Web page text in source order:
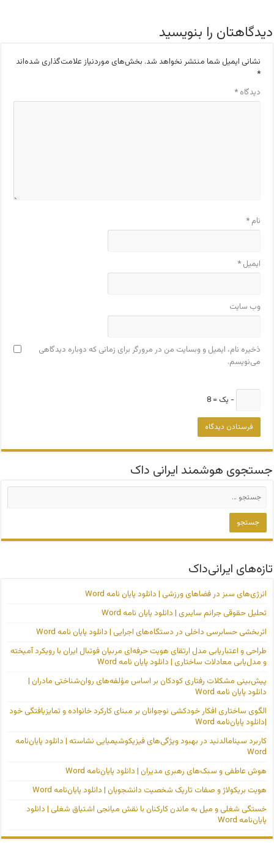
دیدگاهتان را بنویسید
نشانی ایمیل شما منتشر نخواهد شد. بخش‌های موردنیاز علامت‌گذاری شده‌اند
*
دیدگاه*
نام*
ایمیل*
وب‌ سایت
ذخیره نام، ایمیل و وبسایت من در مرورگر برای زمانی که دوباره دیدگاهی
می‌نویسم.
− یک = 8
جستجوی هوشمند ایرانی داک
تازه‌های ایرانی‌داک
انرژی‌های سبز در فضاهای ورزشی | دانلود پایان نامه Word
تحلیل حقوقی جرائم سایبری | دانلود پایان نامه Word
اثربخشی حسابرسی داخلی در دستگاه‌های اجرایی | دانلود پایان نامه Word
طراحی و اعتباریابی مدل ارتقای هویت حرفه‌ای مربیان فوتبال ایران با رویکرد آمیخته
و مدل‌یابی معادلات ساختاری | دانلود پایان نامه Word
پیش‌بینی مشکلات رفتاری کودکان بر اساس مؤلفه‌های روان‌شناختی مادران |
دانلود پایان نامه Word
الگوی ساختاری افکار خودکشی نوجوانان بر مبنای کارکرد خانواده و تمایزیافتگی خود
|دانلود پایان‌نامه Word
کاربرد سینامالدئید در بهبود ویژگی‌های فیزیکوشیمیایی نشاسته | دانلود پایان‌نامه
Word
هوش عاطفی و سبک‌های رهبری مدیران | دانلود پایان‌نامه Word
هویت بریکولاژ و صفات تاریک شخصیت دانشجویان | دانلود پایان‌نامه Word
خستگی شغلی و میل به ماندن کارکنان با نقش میانجی اشتیاق شغلی | دانلود
پایان‌نامه Word